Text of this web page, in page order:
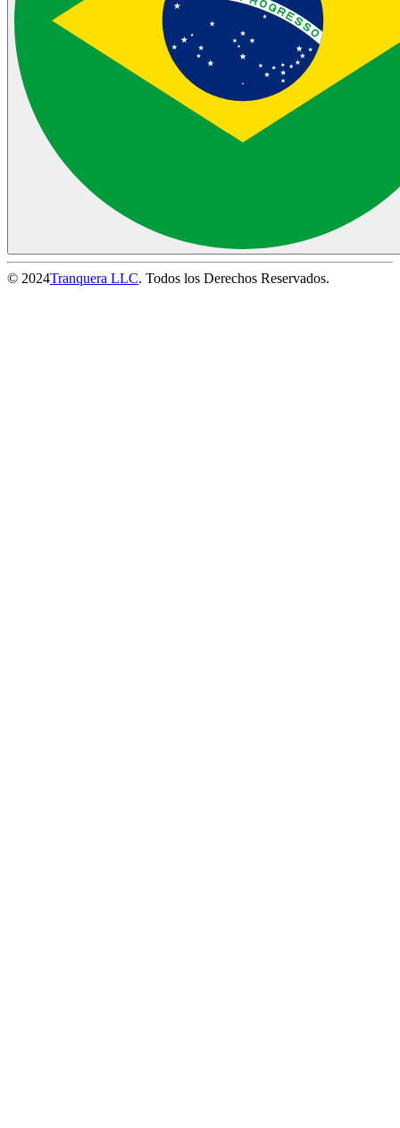
© 2024Tranquera LLC. Todos los Derechos Reservados.